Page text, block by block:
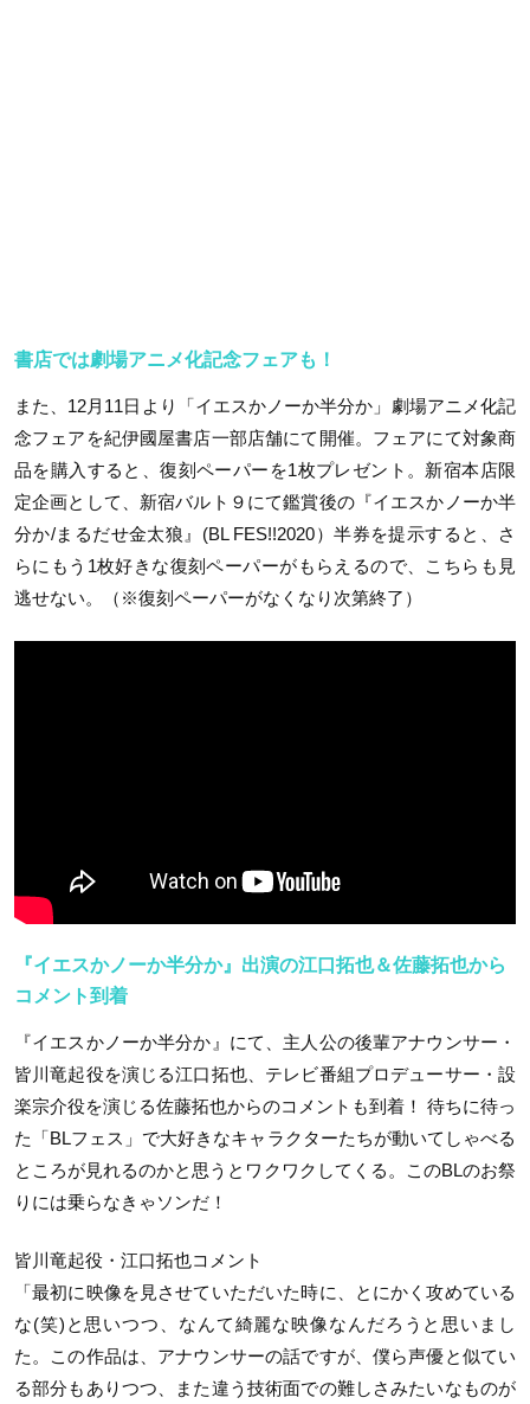
書店では劇場アニメ化記念フェアも！
また、12月11日より「イエスかノーか半分か」劇場アニメ化記
念フェアを紀伊國屋書店一部店舗にて開催。フェアにて対象商
品を購入すると、復刻ペーパーを1枚プレゼント。新宿本店限
定企画として、新宿バルト９にて鑑賞後の『イエスかノーか半
分か/まるだせ金太狼』(BL FES!!2020）半券を提示すると、さ
らにもう1枚好きな復刻ペーパーがもらえるので、こちらも見
逃せない。（※復刻ペーパーがなくなり次第終了）
『イエスかノーか半分か』出演の江口拓也＆佐藤拓也から
コメント到着
『イエスかノーか半分か』にて、主人公の後輩アナウンサー・
皆川竜起役を演じる江口拓也、テレビ番組プロデューサー・設
楽宗介役を演じる佐藤拓也からのコメントも到着！ 待ちに待っ
た「BLフェス」で大好きなキャラクターたちが動いてしゃべる
ところが見れるのかと思うとワクワクしてくる。このBLのお祭
りには乗らなきゃソンだ！
皆川竜起役・江口拓也コメント
「最初に映像を見させていただいた時に、とにかく攻めている
な(笑)と思いつつ、なんて綺麗な映像なんだろうと思いまし
た。この作品は、アナウンサーの話ですが、僕ら声優と似てい
る部分もありつつ、また違う技術面での難しさみたいなものが